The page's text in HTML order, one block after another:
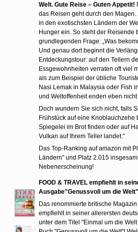
Welt. Gute Reise – Guten Appetit!
das Reisen geht durch den
in den exotischsten Ländern der
Hunger ein. So steht der Reisende
grundlegenden Frage: „Was
Und genau dort beginnt die
Entdeckungstour: auf den Tellern
Essgewohnheiten verraten oft viel
als zum Beispiel der übliche
Nasi Lemak in Malaysia oder Fish
und Weltoffenheit enden eben
Doch wundern Sie sich nicht, falls
Frühstück auf eine Knoblauchzehe
Spiegelei im Brot finden oder auf
Vulkan auf Ihrem Teller landet."
Das Top-Ranking auf amazon mit
Ländern" und Platz 2.015
Nebenerscheinung!
FOOD & TRAVEL empfiehlt in
Ausgabe"Genussvoll um die Welt"
Das renommierte britische Magazin
empfiehlt in seiner allerersten
unter dem Titel "Einmal um die